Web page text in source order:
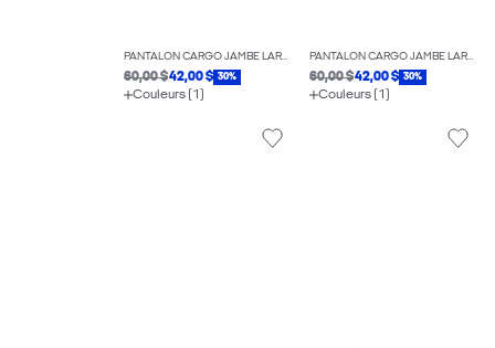
PANTALON CARGO JAMBE LARGE
60,00 $42,00 $ 30%
Couleurs (1)
PANTALON CARGO JAMBE LARGE
60,00 $42,00 $ 30%
Couleurs (1)